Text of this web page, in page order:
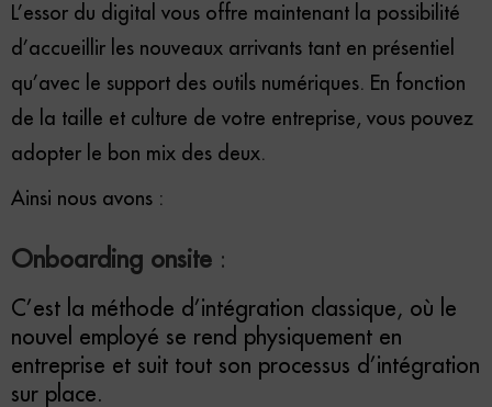
L’essor du digital vous offre maintenant la possibilité
d’accueillir les nouveaux arrivants tant en présentiel
qu’avec le support des outils numériques. En fonction
de la taille et culture de votre entreprise, vous pouvez
adopter le bon mix des deux.
Ainsi nous avons :
Onboarding onsite :
C’est la méthode d’intégration classique, où le
nouvel employé se rend physiquement en
entreprise et suit tout son processus d’intégration
sur place.